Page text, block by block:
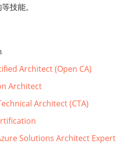
技能。
Architect (Open CA)
Architect
Architect (CTA)
Solutions Architect Expert